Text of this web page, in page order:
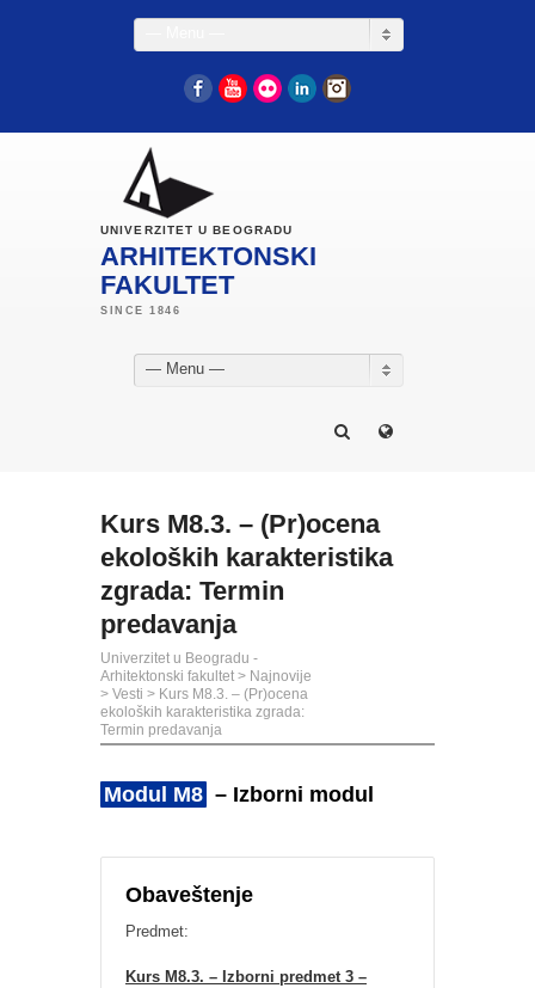
FacebookYouTube
Flickr LinkedIn
UNIVERZITET U BEOGRADU
ARHITEKTONSKI
FAKULTET
— Menu —
Kurs M8.3. – (Pr)ocena
ekoloških karakteristika
zgrada: Termin
predavanja
Univerzitet u Beogradu -
Arhitektonski fakultet > Najnovije
> Vesti > Kurs M8.3. – (Pr)ocena
ekoloških karakteristika zgrada:
Termin predavanja
Modul M8 – Izborni modul
Obaveštenje
Predmet:
Kurs M8.3. – Izborni predmet 3 –